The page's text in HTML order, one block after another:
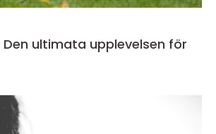
Den ultimata upplevelsen för